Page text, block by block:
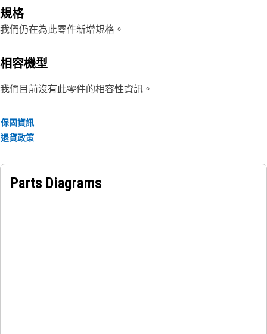
規格
我們仍在為此零件新增規格。
相容機型
我們目前沒有此零件的相容性資訊。
保固資訊
退貨政策
Parts Diagrams